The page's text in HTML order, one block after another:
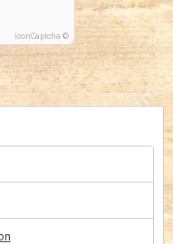
IconCaptcha ©